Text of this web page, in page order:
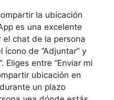
la ubicación
es una excelente
el chat de la persona
de “Adjuntar” y
Eliges entre “Enviar mi
ubicación en
un plazo